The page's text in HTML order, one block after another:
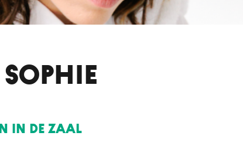
in de zaal